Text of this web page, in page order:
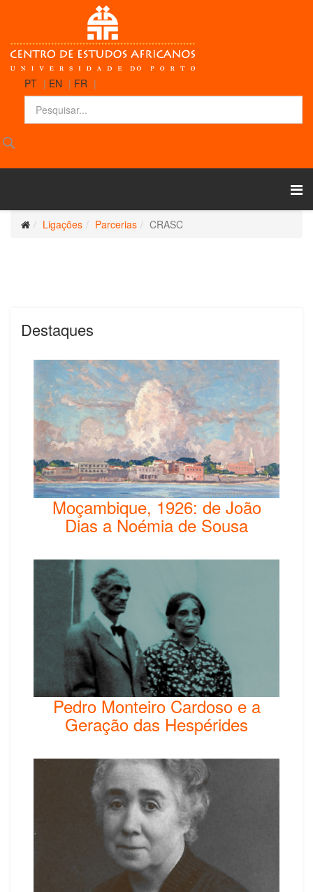
PT | EN | FR |
Ligações Parcerias CRASC
Destaques
Moçambique, 1926: de João
Dias a Noémia de Sousa
Pedro Monteiro Cardoso e a
Geração das Hespérides